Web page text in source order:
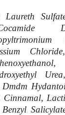
Dmdm